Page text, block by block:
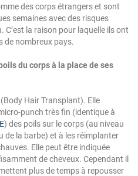
des corps étrangers et sont
semaines avec des risques
C’est la raison pour laquelle ils ont
de nombreux pays.
du corps à la place de ses
Hair Transplant). Elle
punch très fin (identique à
) des poils sur le corps (au niveau
de la barbe) et à les réimplanter
Elle peut être indiquée
de cheveux. Cependant il
plus de temps à repousser